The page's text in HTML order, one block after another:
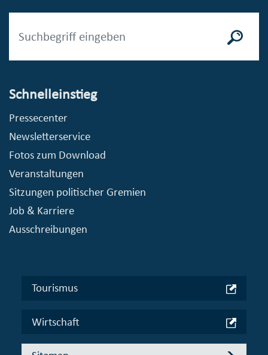
Schnelleinstieg
Pressecenter
Newsletterservice
Fotos zum Download
Veranstaltungen
Sitzungen politischer Gremien
Job & Karriere
Ausschreibungen
Tourismus
Wirtschaft